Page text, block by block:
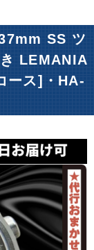
記事
SS ツ
LEMANIA
ース]・HA-